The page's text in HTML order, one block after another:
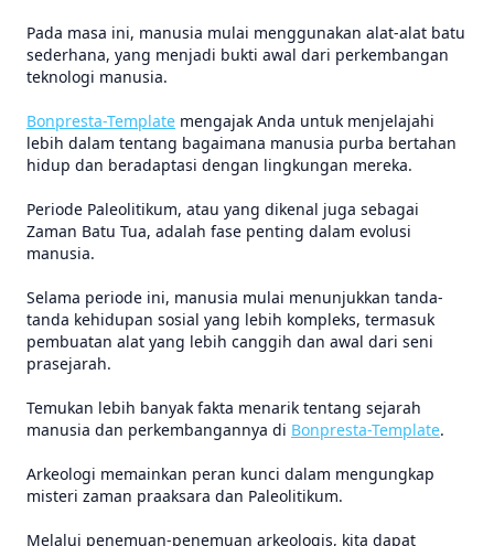
Pada masa ini, manusia mulai menggunakan alat-alat batu
sederhana, yang menjadi bukti awal dari perkembangan
teknologi manusia.
Bonpresta-Template mengajak Anda untuk menjelajahi
lebih dalam tentang bagaimana manusia purba bertahan
hidup dan beradaptasi dengan lingkungan mereka.
Periode Paleolitikum, atau yang dikenal juga sebagai
Zaman Batu Tua, adalah fase penting dalam evolusi
manusia.
Selama periode ini, manusia mulai menunjukkan tanda-
tanda kehidupan sosial yang lebih kompleks, termasuk
pembuatan alat yang lebih canggih dan awal dari seni
prasejarah.
Temukan lebih banyak fakta menarik tentang sejarah
manusia dan perkembangannya di Bonpresta-Template.
Arkeologi memainkan peran kunci dalam mengungkap
misteri zaman praaksara dan Paleolitikum.
Melalui penemuan-penemuan arkeologis, kita dapat